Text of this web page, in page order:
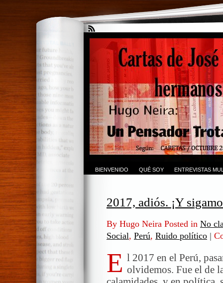
BIENVENIDO QUÉ SOY ENTREVISTAS
2017, adiós. ¡Y
By Hugo Neira Posted in No
Social, Perú, Ruido político |
E l 2017 en el Perú,
olvidemos. Fue el de